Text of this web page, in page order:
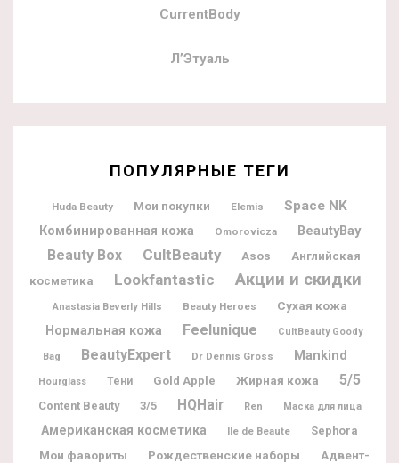
CurrentBody
Л’Этуаль
ПОПУЛЯРНЫЕ ТЕГИ
Huda Beauty Мои покупки Elemis Space NK
Комбинированная кожа Omorovicza BeautyBay
Beauty Box CultBeauty Asos
Английская
косметика
Lookfantastic Акции и скидки
Anastasia Beverly Hills Beauty Heroes Сухая кожа
Нормальная кожа Feelunique CultBeauty Goody
Bag BeautyExpert Dr Dennis Gross Mankind
Hourglass Тени Gold Apple Жирная кожа 5/5
Content Beauty 3/5 HQHair Ren Маска для лица
Американская косметика Ile de Beaute Sephora
Мои фавориты Рождественские наборы
Адвент-